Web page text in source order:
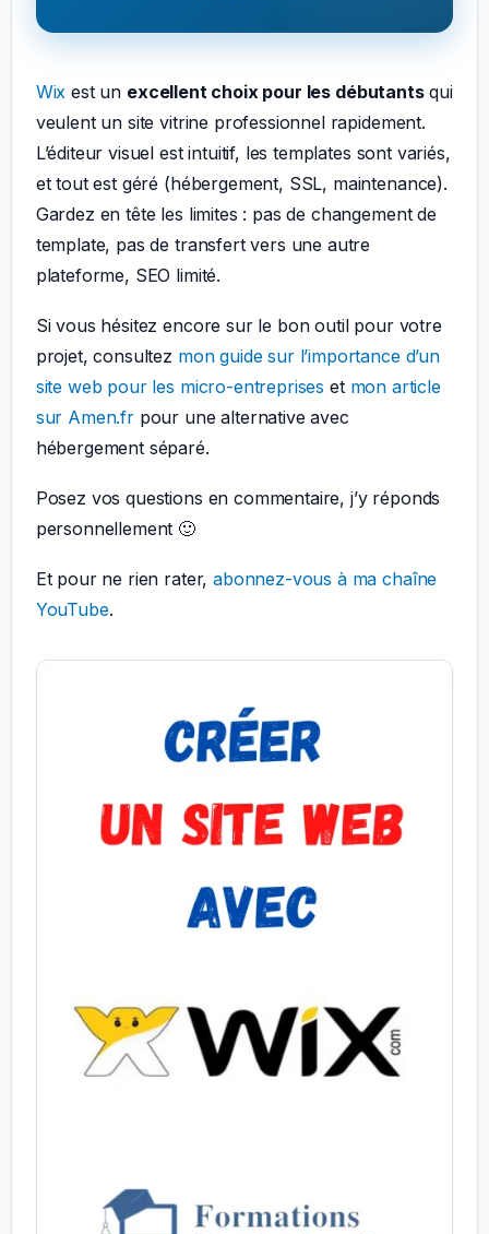
Wix est un excellent choix pour les débutantsqui
veulent un site vitrine professionnel rapidement.
L’éditeur visuel est intuitif, les templates sont variés,
et tout est géré (hébergement, SSL, maintenance).
Gardez en tête les limites : pas de changement de
template, pas de transfert vers une autre
plateforme, SEO limité.
Si vous hésitez encore sur le bon outil pour votre
projet, consultez mon guide sur l’importance d’un
site web pour les micro-entreprises et mon article
sur Amen.frpour une alternative avec
hébergement séparé.
Posez vos questions en commentaire, j’y réponds
personnellement 🙂
Et pour ne rien rater,abonnez-vous à ma chaîne
YouTube.